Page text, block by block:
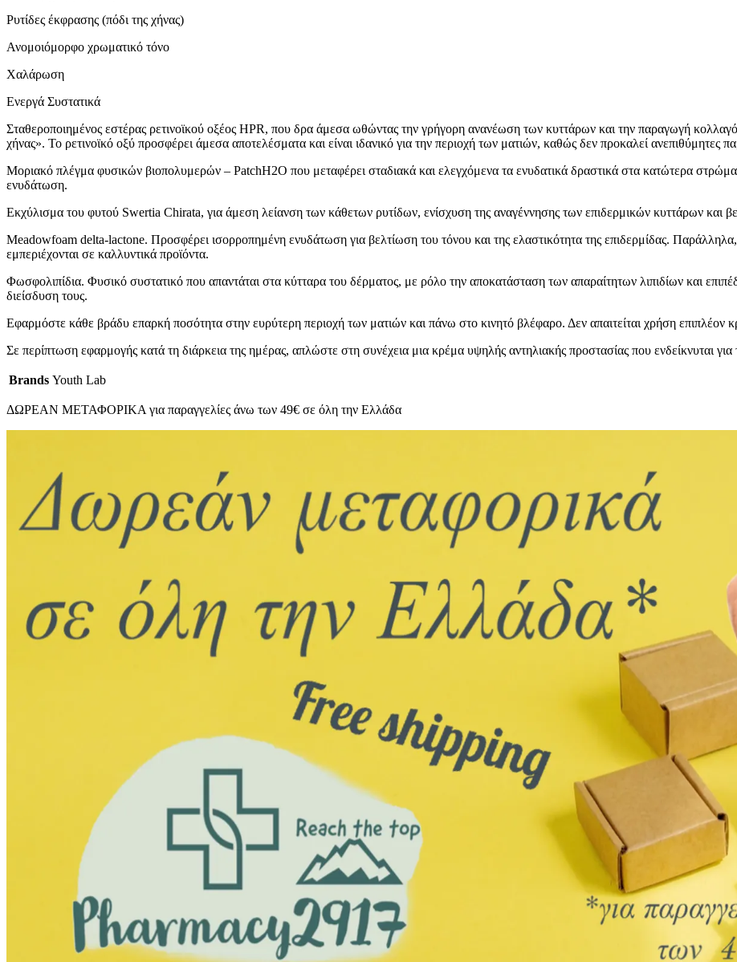
Ρυτίδες έκφρασης (πόδι της χήνας)
Ανομοιόμορφο χρωματικό τόνο
Χαλάρωση
Ενεργά Συστατικά
Σταθεροποιημένος εστέρας ρετινοϊκού οξέος HPR, που δρα άμεσα ωθώντας την γρήγορη ανανέωση των κυττάρων και την παραγωγή
χήνας». Το ρετινοϊκό οξύ προσφέρει άμεσα αποτελέσματα και είναι ιδανικό για την περιοχή των ματιών, καθώς δεν προκαλεί ανεπιθύμητες
Μοριακό πλέγμα φυσικών βιοπολυμερών – PatchH2O που μεταφέρει σταδιακά και ελεγχόμενα τα ενυδατικά δραστικά στα κατώτερα
ενυδάτωση.
Εκχύλισμα του φυτού Swertia Chirata, για άμεση λείανση των κάθετων ρυτίδων, ενίσχυση της αναγέννησης των επιδερμικών κυττάρων και
Meadowfoam delta-lactone. Προσφέρει ισορροπημένη ενυδάτωση για βελτίωση του τόνου και της ελαστικότητα της επιδερμίδας. Παράλληλα,
εμπεριέχονται σε καλλυντικά προϊόντα.
Φωσφολιπίδια. Φυσικό συστατικό που απαντάται στα κύτταρα του δέρματος, με ρόλο την αποκατάσταση των απαραίτητων λιπιδίων και
διείσδυση τους.
Εφαρμόστε κάθε βράδυ επαρκή ποσότητα στην ευρύτερη περιοχή των ματιών και πάνω στο κινητό βλέφαρο. Δεν απαιτείται χρήση επιπλέον
Σε περίπτωση εφαρμογής κατά τη διάρκεια της ημέρας, απλώστε στη συνέχεια μια κρέμα υψηλής αντηλιακής προστασίας που ενδείκνυται για
Brands Youth Lab
ΔΩΡΕΑΝ ΜΕΤΑΦΟΡΙΚΑ για παραγγελίες άνω των 49€ σε όλη την Ελλάδα